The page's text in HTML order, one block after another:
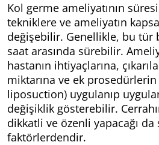
Kol germe ameliyatının
tekniklere ve ameliyatın
değişebilir. Genellikle, bu tür
saat arasında sürebilir.
hastanın ihtiyaçlarına,
miktarına ve ek
liposuction) uygulanıp
değişiklik gösterebilir.
dikkatli ve özenli yapacağı
faktörlerdendir.